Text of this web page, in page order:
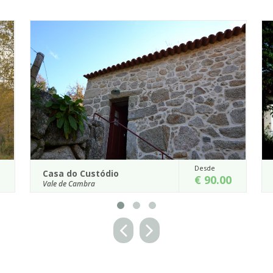
Casa do Condado de Beirós
S. Pedro do Sul
Desde
€ 90.00
Símbolo da arquitetura Beirã do século XVIII, junto
às termas de São Pedro do Sul, encontra-se a Casa
do Condado de Beirós